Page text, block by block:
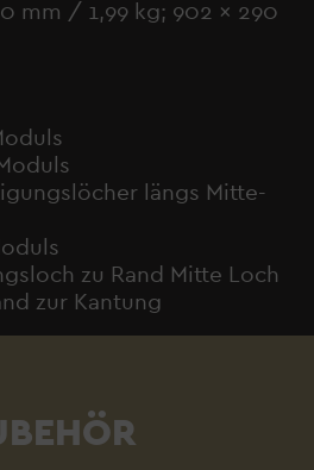
mm / 1,99 kg; 902 x 290
längs Mitte-
zu Rand Mitte Loch
zur Kantung